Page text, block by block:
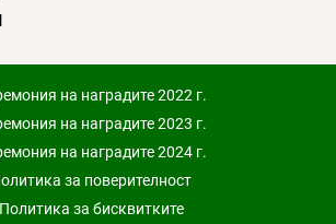
на наградите 2022 г.
на наградите 2023 г.
на наградите 2024 г.
за поверителност
Политика за бисквитките